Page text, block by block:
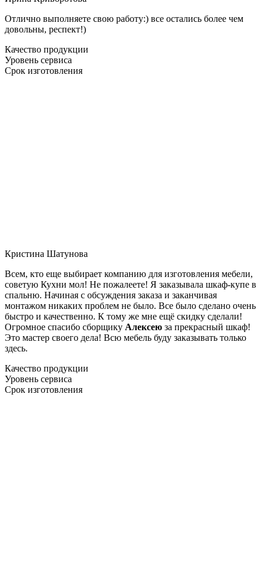
Отлично выполняете свою работу:) все остались более чем
довольны, респект!)
Качество продукции
Уровень сервиса
Срок изготовления
Кристина Шатунова
Всем, кто еще выбирает компанию для изготовления мебели,
советую Кухни мол! Не пожалеете! Я заказывала шкаф-купе в
спальню. Начиная с обсуждения заказа и заканчивая
монтажом никаких проблем не было. Все было сделано очень
быстро и качественно. К тому же мне ещё скидку сделали!
Огромное спасибо сборщику Алексею за прекрасный шкаф!
Это мастер своего дела! Всю мебель буду заказывать только
здесь.
Качество продукции
Уровень сервиса
Срок изготовления